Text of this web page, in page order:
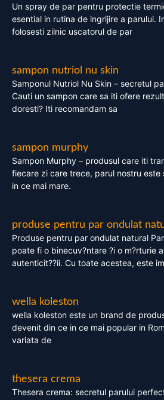
Un spray de par pentru protectie
esential in rutina de ingrijire a parului.
folosesti zilnic uscatorul de par
sampon nutriol nu skin
Samponul Nutriol Nu Skin – secretul
Cauti un sampon care sa iti ofere
doresti? Iti recomandam sa
sampon murphy
Sampon Murphy – produsul care iti
fiecare zi care trece, parul nostru este
in ce mai mare.
produse pentru par ondulat
Produse pentru par ondulat natural
poate fi o binecuv?ntare ?i o m?rturie
autenticit??ii. Cu toate acestea, este
wella koleston
wella koleston este un brand de
devenit din ce in ce mai popular in
variata de
thesera crema
Thesera crema: secretul parului